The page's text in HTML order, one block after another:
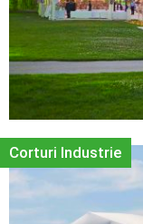
Corturi Industrie